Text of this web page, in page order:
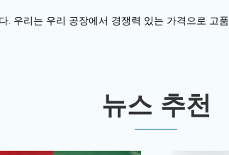
우리는 우리 공장에서 경쟁력 있는 가격으로 고
뉴스 추천